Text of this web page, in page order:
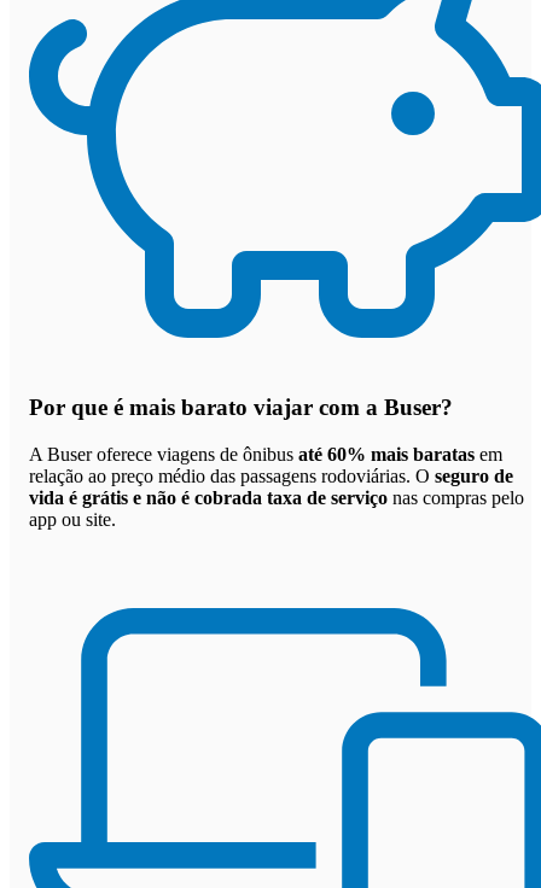
Por que é mais barato viajar com a Buser?
A Buser oferece viagens de ônibus até 60% mais baratas em
relação ao preço médio das passagens rodoviárias. O seguro de
vida é grátis e não é cobrada taxa de serviço nas compras pelo
app ou site.